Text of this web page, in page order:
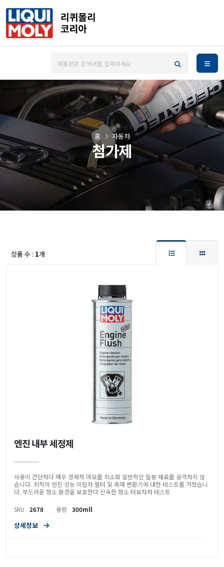
첨가제
홈 자동차
상품 수 : 1개
엔진 내부 세정제
사용이 간단하다 매우 경제적 마모를 최소화 일반적인 밀봉 재료를 공격하지 않
습니다. 최적의 엔진 성능 미립자 필터 및 촉매 변환기에 대한 테스트를 거쳤습니
다. 부드러운 청소 환경을 보호한다 신속한 청소 터보차저 테스트
SKU 2678 용량 300mll
상세정보